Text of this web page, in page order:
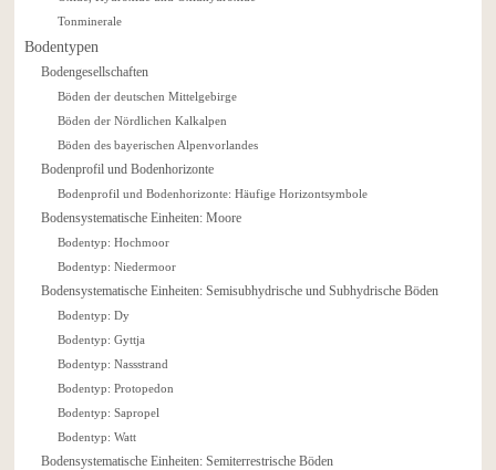
Tonminerale
Bodentypen
Bodengesellschaften
Böden der deutschen Mittelgebirge
Böden der Nördlichen Kalkalpen
Böden des bayerischen Alpenvorlandes
Bodenprofil und Bodenhorizonte
Bodenprofil und Bodenhorizonte: Häufige Horizontsymbole
Bodensystematische Einheiten: Moore
Bodentyp: Hochmoor
Bodentyp: Niedermoor
Bodensystematische Einheiten: Semisubhydrische und Subhydrische Böden
Bodentyp: Dy
Bodentyp: Gyttja
Bodentyp: Nassstrand
Bodentyp: Protopedon
Bodentyp: Sapropel
Bodentyp: Watt
Bodensystematische Einheiten: Semiterrestrische Böden